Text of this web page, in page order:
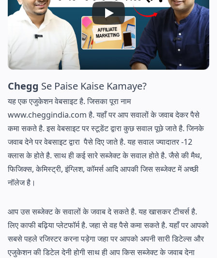
Chegg Se Paise Kaise Kamaye?
यह एक एजुकेशन वेबसाइट है. जिसका पूरा नाम
www.cheggindia.com है. यहाँ पर आप सवालों के जवाब देकर पैसे
कमा सकते है. इस वेबसाइट पर स्टूडेंट द्वारा कुछ सवाल पूछे जाते है. जिनके
जवाब देने पर वेबसाइट द्वारा पैसे दिए जाते है. यह सवाल ज्यादातर -12
क्लास के होते है. साथ ही कई सारे सब्जेक्ट के सवाल होते है. जैसे की मैथ,
फिजिक्स, केमिस्ट्री, इंग्लिश, कॉमर्स आदि आपकी जिस सब्जेक्ट में अच्छी
नॉलेज है।
आप उस सब्जेक्ट के सवालों के जवाब दे सकते है. यह खासकर टीचर्स है.
लिए काफी बढ़िया प्लेटफॉर्म है. जहा से वह पैसे कमा सकते है. यहाँ पर आपको
सबसे पहले रजिस्टर करना पड़ेगा जहा पर आपको अपनी सारी डिटेल्स और
एजुकेशन की डिटेल देनी होगी साथ ही आप किस सब्जेक्ट के जवाब देना